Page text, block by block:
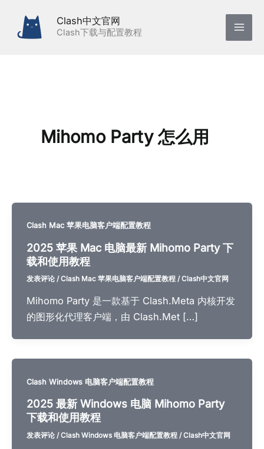
Clash中文官网
Clash下载与配置教程
Mihomo Party 怎么用
Clash Mac 苹果电脑客户端配置教程
2025 苹果 Mac 电脑最新 Mihomo Party 下
载和使用教程
发表评论 /Clash Mac 苹果电脑客户端配置教程/Clash中文官网
Mihomo Party 是一款基于 Clash.Meta 内核开发
的图形化代理客户端，由 Clash.Met […]
Clash Windows 电脑客户端配置教程
2025 最新 Windows 电脑 Mihomo Party
下载和使用教程
发表评论 /Clash Windows 电脑客户端配置教程/Clash中文官网